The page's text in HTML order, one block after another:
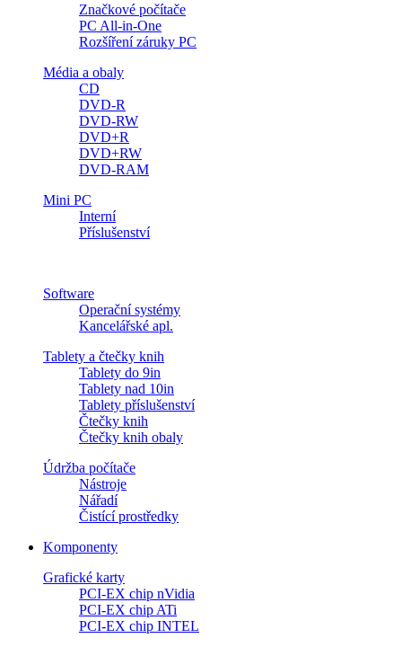
Značkové počítače
PC All-in-One
Rozšíření záruky PC
Média a obaly
CD
DVD-R
DVD-RW
DVD+R
DVD+RW
DVD-RAM
Mini PC
Interní
Příslušenství
Software
Operační systémy
Kancelářské apl.
Tablety a čtečky knih
Tablety do 9in
Tablety nad 10in
Tablety příslušenství
Čtečky knih
Čtečky knih obaly
Údržba počítače
Nástroje
Nářadí
Čistící prostředky
Komponenty
Grafické karty
PCI-EX chip nVidia
PCI-EX chip ATi
PCI-EX chip INTEL